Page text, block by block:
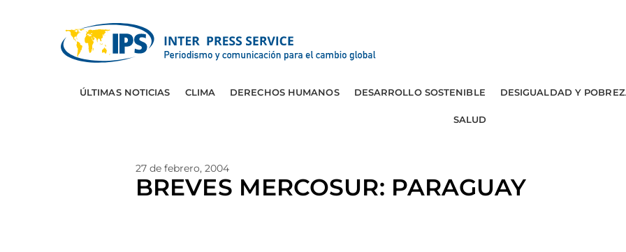
ÚLTIMAS NOTICIAS CLIMA DERECHOS HUMANOS DESARROLLO SOSTENIBLE DESIGUALDAD Y
SALUD
27 de febrero, 2004
BREVES MERCOSUR: PARAGUAY